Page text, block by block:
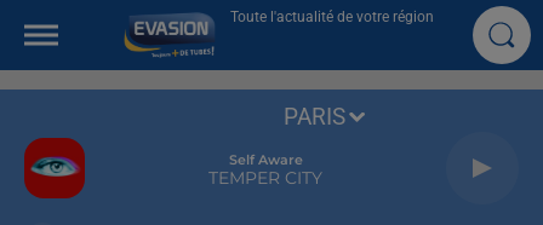
Toute l'actualité de votre région
Self Aware
TEMPER CITY
PARIS